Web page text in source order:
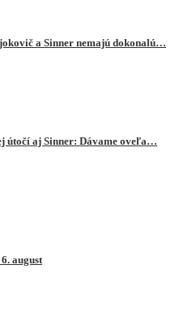
a Sinner nemajú dokonalú…
útočí aj Sinner: Dávame oveľa…
august